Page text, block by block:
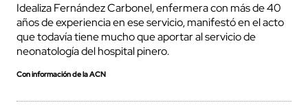
Idealiza Fernández Carbonel, enfermera con más de 40
años de experiencia en ese servicio, manifestó en el acto
que todavía tiene mucho que aportar al servicio de
neonatología del hospital pinero.
Con información de la ACN